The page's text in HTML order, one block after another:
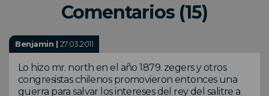
Comentarios (15)
Benjamin | 27.03.2011
Lo hizo mr. north en el año 1879. zegers y otros
congresistas chilenos promovieron entonces una
guerra para salvar los intereses del rey del salitre a